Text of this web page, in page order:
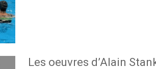
Les oeuvres d’Alain